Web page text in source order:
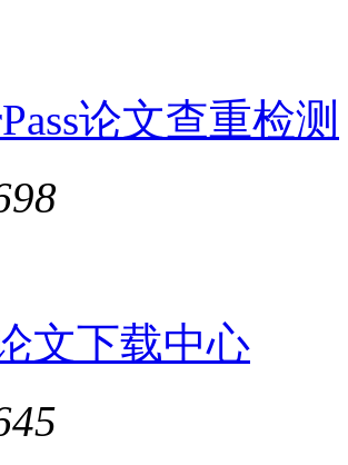
论文查重检测
文下载中心